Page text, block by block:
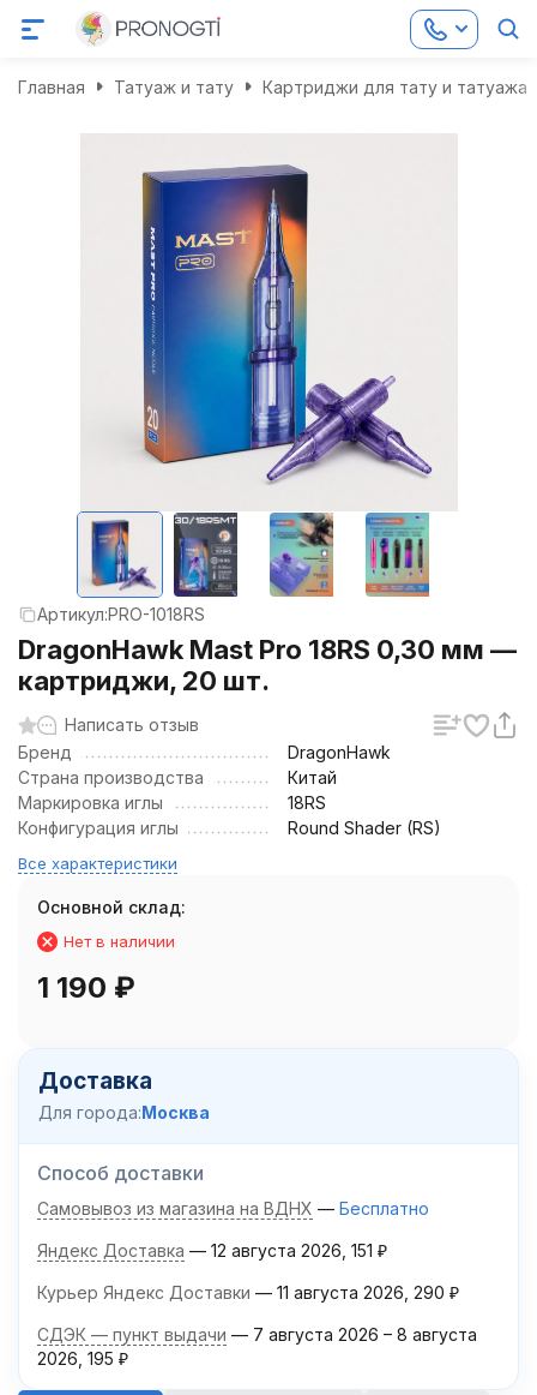
Главная Татуаж и тату Картриджи для тату и татуажа
Артикул:PRO-1018RS
DragonHawk Mast Pro 18RS 0,30 мм —
картриджи, 20 шт.
Написать отзыв
Бренд
DragonHawk
Страна производства
Китай
Маркировка иглы
18RS
Конфигурация иглы
Round Shader (RS)
Все характеристики
Основной склад:
Нет в наличии
1 190 ₽
Доставка
Для города:Москва
Способ доставки
Самовывоз из магазина на ВДНХ Бесплатно
Яндекс Доставка 12 августа 2026 151 ₽
Курьер Яндекс Доставки 11 августа 2026 290 ₽
СДЭК — пункт выдачи 7 августа 2026 – 8 августа
2026 195 ₽